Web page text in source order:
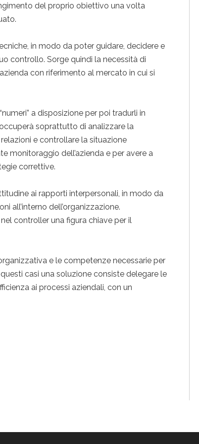
del proprio obiettivo una volta
in modo da poter guidare, decidere e
controllo. Sorge quindi la necessità di
con riferimento al mercato in cui si
a disposizione per poi tradurli in
soprattutto di analizzare la
e controllare la situazione
monitoraggio dell’azienda e per avere a
correttive.
ai rapporti interpersonali, in modo da
all’interno dell’organizzazione.
controller una figura chiave per il
e le competenze necessarie per
casi una soluzione consiste delegare le
ai processi aziendali, con un